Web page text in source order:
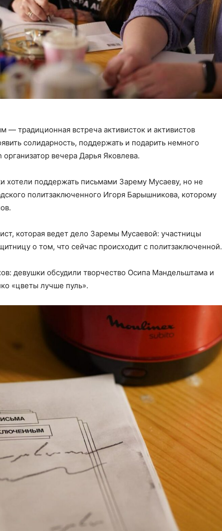
— традиционная встреча активисток и активистов
солидарность, поддержать и подарить немного
вечера Дарья Яковлева.
хотели поддержать письмами Зарему Мусаеву, но не
политзаключенного Игоря Барышникова, которому
которая ведет дело Заремы Мусаевой: участницы
о том, что сейчас происходит с политзаключенной.
девушки обсудили творчество Осипа Мандельштама и
«цветы лучше пуль».